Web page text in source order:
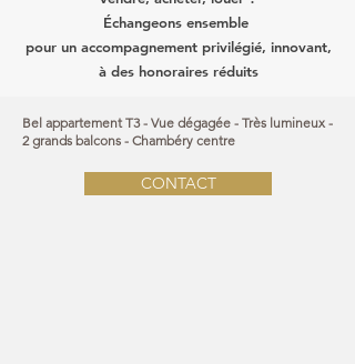
​Échangeons ensemble
pour un accompagnement privilégié, innovant,
à des honoraires réduits
Bel appartement T3 - Vue dégagée - Très lumineux -
2 grands balcons - Chambéry centre
CONTACT